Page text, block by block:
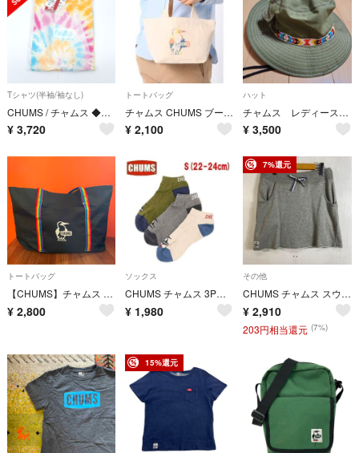
Tシャツ(半袖/袖なし)
CHUMS / チャムス ◆Tシャツ/オーバーサイズ/タイダイ/オレンジ/S/タグ付き CH01-2355-Z077-03 【レディース/ガールズ/LADY/女性/婦人】 レディースファッション【中古】 [0220563102]
¥ 3,720
トートバッグ
チャムス CHUMS ブービーミニキャンバストート Booby Mini Canvas Tote CH60-3190 Z213
¥ 2,100
ハット
チャムス レディースハット 帽子 アウトドアハット
¥ 3,500
トートバッグ
【CHUMS】チャムス ナイロントートバッグ ブラック レインボー A4 黒
¥ 2,800
ソックス
CHUMS チャムス 3Pブービーチャムスアンクルソックス 22-24cm 靴下
¥ 1,980
7%還元
その他
CHUMS チャムス スウェットスカート ミニ丈 リブウエスト ドローコード ワンポイントロゴ アウトドア ナチュラル カジュアル グレー サイズ M E828
¥ 2,910
203円相当還元 (7%)
15%還元